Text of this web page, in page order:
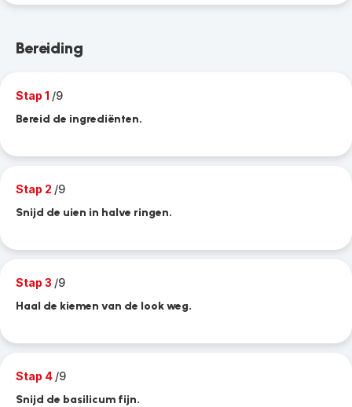
Bereiding
Stap 1 /9
Bereid de ingrediënten.
Stap 2 /9
Snijd de uien in halve ringen.
Stap 3 /9
Haal de kiemen van de look weg.
Stap 4 /9
Snijd de basilicum fijn.